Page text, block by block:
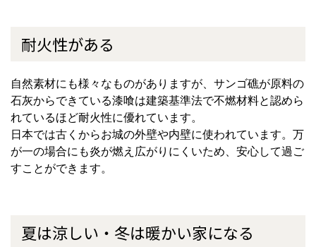
耐火性がある
自然素材にも様々なものがありますが、サンゴ礁が原料の
石灰からできている漆喰は建築基準法で不燃材料と認めら
れているほど耐火性に優れています。
日本では古くからお城の外壁や内壁に使われています。万
が一の場合にも炎が燃え広がりにくいため、安心して過ご
すことができます。
夏は涼しい・冬は暖かい家になる